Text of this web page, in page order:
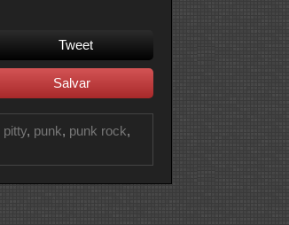
Tweet
Salvar
pitty, punk, punk rock,